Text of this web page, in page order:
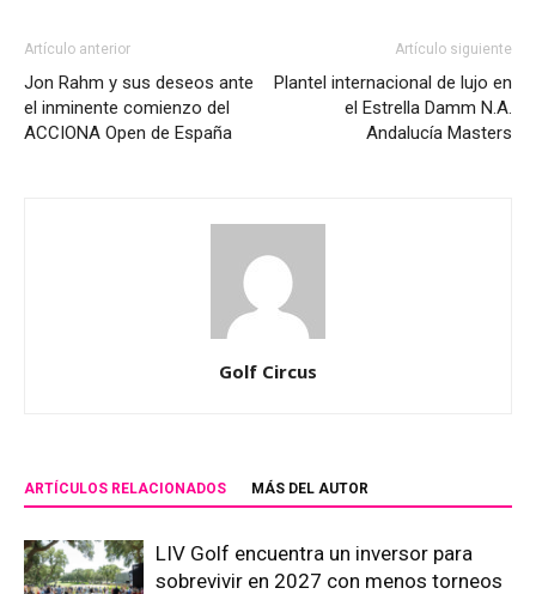
Artículo anterior
Jon Rahm y sus deseos ante
el inminente comienzo del
ACCIONA Open de España
Artículo siguiente
Plantel internacional de lujo en
el Estrella Damm N.A.
Andalucía Masters
Golf Circus
ARTÍCULOS RELACIONADOS MÁS DEL AUTOR
LIV Golf encuentra un inversor para
sobrevivir en 2027 con menos torneos